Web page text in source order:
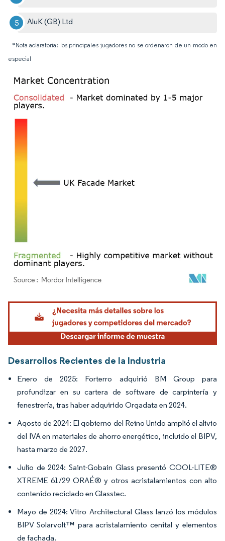
AluK (GB) Ltd
*Nota aclaratoria: los principales jugadores no se ordenaron de un modo en
especial
Imagen © Mordor Intelligence. El uso requiere atribución según CC BY 4.0.
Desarrollos Recientes de la Industria
Enero de 2025: Forterro adquirió BM Group para
profundizar en su cartera de software de carpintería y
fenestrería, tras haber adquirido Orgadata en 2024.
Agosto de 2024: El gobierno del Reino Unido amplió el alivio
del IVA en materiales de ahorro energético, incluido el BIPV,
hasta marzo de 2027.
Julio de 2024: Saint-Gobain Glass presentó COOL-LITE®
XTREME 61/29 ORAÉ® y otros acristalamientos con alto
contenido reciclado en Glasstec.
Mayo de 2024: Vitro Architectural Glass lanzó los módulos
BIPV Solarvolt™ para acristalamiento cenital y elementos
de fachada.